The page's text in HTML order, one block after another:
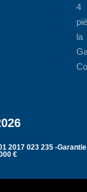
4
la
2017 023 235 -Garantie
€